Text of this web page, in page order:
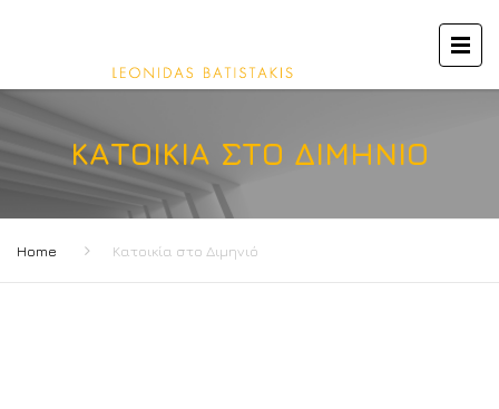
ΚΑΤΟΙΚΊΑ ΣΤΟ ΔΙΜΗΝΙΌ
Home Κατοικία στο Διμηνιό